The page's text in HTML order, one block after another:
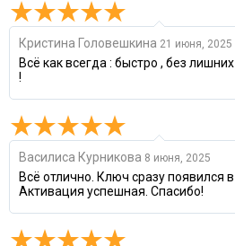
Кристина Головешкина 21 июня, 2025
Всё как всегда : быстро , без
!
Василиса Курникова 8 июня, 2025
Всё отлично. Ключ сразу появился
Активация успешная. Спасибо!